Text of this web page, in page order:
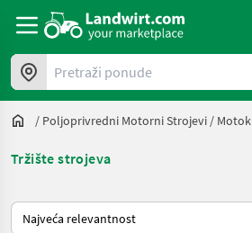
Pretraži ponude
/ Poljoprivredni Motorni Strojevi /
Tržište strojeva
Tako se sortira na Landwirt.com